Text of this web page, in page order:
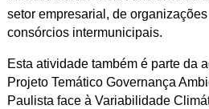
setor empresarial, de
consórcios intermunicipais.
Esta atividade também é parte da
Projeto Temático Governança
Paulista face à Variabilidade